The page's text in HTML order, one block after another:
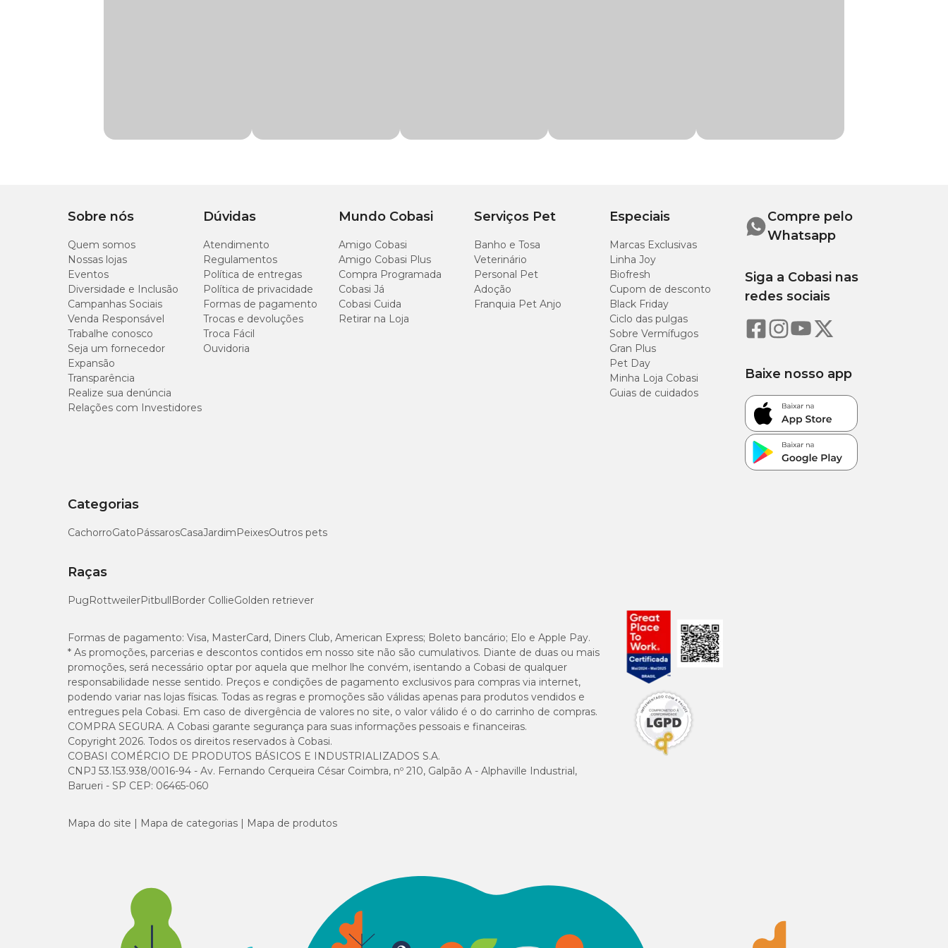
Composição Básica
Sobre nós
Quem somos
Nossas lojas
Eventos
Diversidade e Inclusão
Campanhas Sociais
Venda Responsável
Trabalhe conosco
Seja um fornecedor
Expansão
Transparência
Realize sua denúncia
Relações com Investidores
Dúvidas
Atendimento
Regulamentos
Política de entregas
Política de privacidade
Formas de pagamento
Trocas e devoluções
Troca Fácil
Ouvidoria
Mundo Cobasi
Amigo Cobasi
Amigo Cobasi Plus
Compra Programada
Cobasi Já
Cobasi Cuida
Retirar na Loja
Serviços Pet
Banho e Tosa
Veterinário
Personal Pet
Adoção
Franquia Pet Anjo
Especiais
Marcas Exclusivas
Linha Joy
Biofresh
Cupom de desconto
Black Friday
Ciclo das pulgas
Sobre Vermífugos
Gran Plus
Pet Day
Minha Loja Cobasi
Guias de cuidados
Categorias
CachorroGatoPássarosCasaJardimPeixesOutros pets
Raças
PugRottweilerPitbullBorder CollieGolden retriever
Compre pelo
Whatsapp
Siga a Cobasi nas
redes sociais
Baixe nosso app
Formas de pagamento: Visa, MasterCard, Diners Club, American Express; Boleto bancário; Elo e Apple Pay.
* As promoções, parcerias e descontos contidos em nosso site não são cumulativos. Diante de duas ou mais
promoções, será necessário optar por aquela que melhor lhe convém, isentando a Cobasi de qualquer
responsabilidade nesse sentido. Preços e condições de pagamento exclusivos para compras via internet,
podendo variar nas lojas físicas. Todas as regras e promoções são válidas apenas para produtos vendidos e
entregues pela Cobasi. Em caso de divergência de valores no site, o valor válido é o do carrinho de compras.
COMPRA SEGURA. A Cobasi garante segurança para suas informações pessoais e financeiras.
Copyright 2026. Todos os direitos reservados à Cobasi.
COBASI COMÉRCIO DE PRODUTOS BÁSICOS E INDUSTRIALIZADOS S.A.
CNPJ 53.153.938/0016-94 - Av. Fernando Cerqueira César Coimbra, nº 210, Galpão A - Alphaville Industrial,
Barueri - SP CEP: 06465-060
Mapa do site Mapa de categorias Mapa de produtos